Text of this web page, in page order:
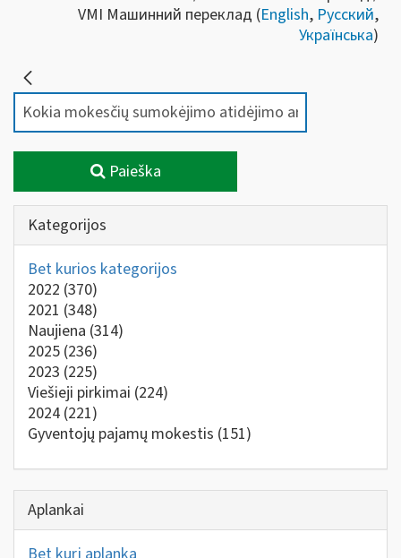
VMI Машинний переклад (English, Русский,
Українська)
Paieška
Kategorijos
Bet kurios kategorijos
2022 (370)
2021 (348)
Naujiena (314)
2025 (236)
2023 (225)
Viešieji pirkimai (224)
2024 (221)
Gyventojų pajamų mokestis (151)
Aplankai
Bet kurį aplanką